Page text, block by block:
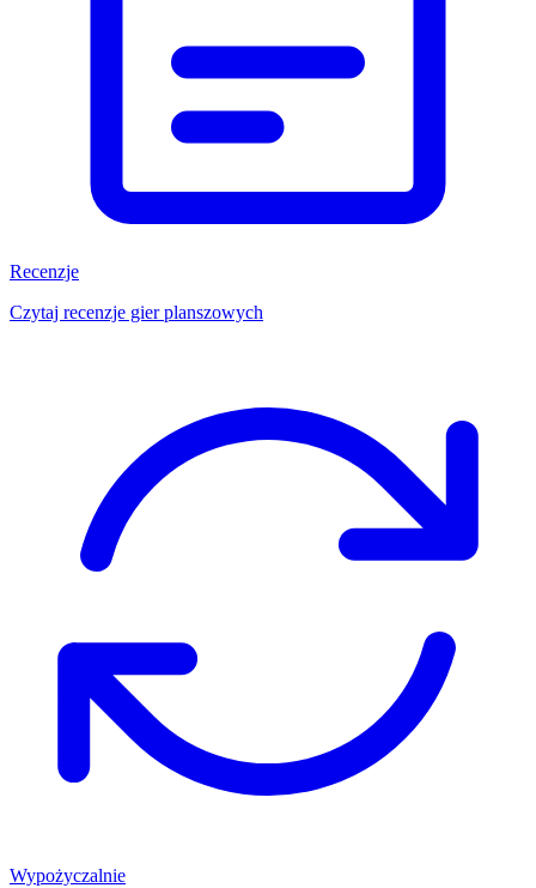
Recenzje
Czytaj recenzje gier planszowych
Wypożyczalnie